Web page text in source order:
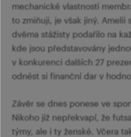
mechanické vlastnosti
to zmiňuji, je však jiný. Amelii
dvěma stážisty podařilo na
kde jsou představovány
v konkurenci dalších 27
odnést si finanční dar v
Závěr se dnes ponese ve
Nikoho již nepřekvapí, že
týmy, ale i ty ženské. Včera